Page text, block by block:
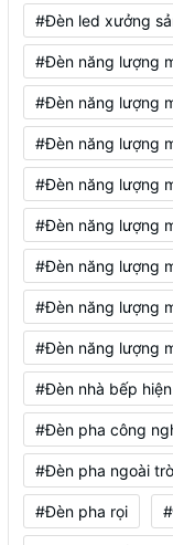
#Đèn led xưởng
#Đèn năng lượng
#Đèn năng lượng
#Đèn năng lượng
#Đèn năng lượng
#Đèn năng lượng
#Đèn năng lượng
#Đèn năng lượng
#Đèn năng lượng
#Đèn nhà bếp
#Đèn pha công
#Đèn pha ngoài
#Đèn pha rọi